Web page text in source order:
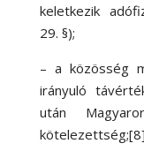
keletkezik
29. §);
– a közösség
irányuló
után
kötelezettség;[8]